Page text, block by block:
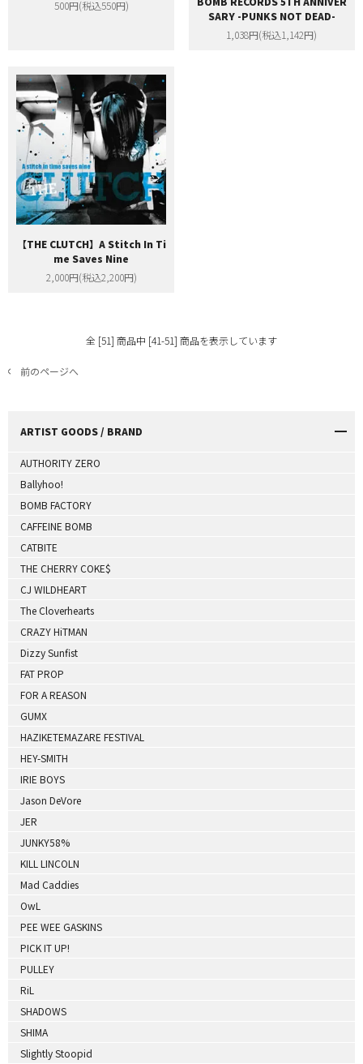
500円(税込550円)
SARY -PUNKS NOT DEAD-
1,038円(税込1,142円)
【THE CLUTCH】A Stitch In Ti
me Saves Nine
2,000円(税込2,200円)
全 [51] 商品中 [41-51] 商品を表示しています
前のページへ
ARTIST GOODS / BRAND
AUTHORITY ZERO
Ballyhoo!
BOMB FACTORY
CAFFEINE BOMB
CATBITE
THE CHERRY COKE$
CJ WILDHEART
The Cloverhearts
CRAZY HiTMAN
Dizzy Sunfist
FAT PROP
FOR A REASON
GUMX
HAZIKETEMAZARE FESTIVAL
HEY-SMITH
IRIE BOYS
Jason DeVore
JER
JUNKY58%
KILL LINCOLN
Mad Caddies
OwL
PEE WEE GASKINS
PICK IT UP!
PULLEY
RiL
SHADOWS
SHIMA
Slightly Stoopid